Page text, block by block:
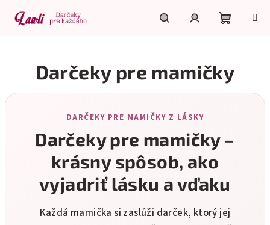
obsah
košík
Darčeky pre mamičky
DARČEKY PRE MAMIČKY Z LÁSKY
Darčeky pre mamičky –
krásny spôsob, ako
vyjadriť lásku a vďaku
Každá mamička si zaslúži darček, ktorý jej